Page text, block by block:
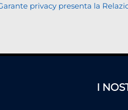
privacy presenta la
I